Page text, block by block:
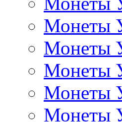
Монеты
Монеты
Монеты
Монеты
Монеты